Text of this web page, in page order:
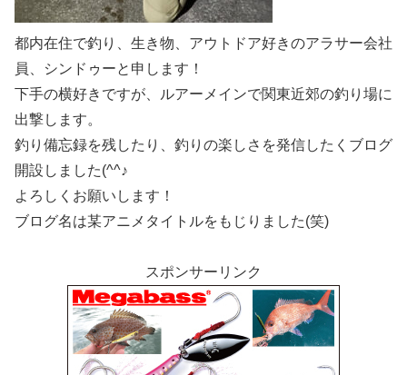
都内在住で釣り、生き物、アウトドア好きのアラサー会社
員、シンドゥーと申します！
下手の横好きですが、ルアーメインで関東近郊の釣り場に
出撃します。
釣り備忘録を残したり、釣りの楽しさを発信したくブログ
開設しました(^^♪
よろしくお願いします！
ブログ名は某アニメタイトルをもじりました(笑)
スポンサーリンク